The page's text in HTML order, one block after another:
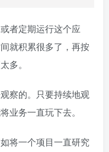
者定期运行这个应
就积累很多了，再按
多。
察的。只要持续地观
业务一直玩下去。
将一个项目一直研究